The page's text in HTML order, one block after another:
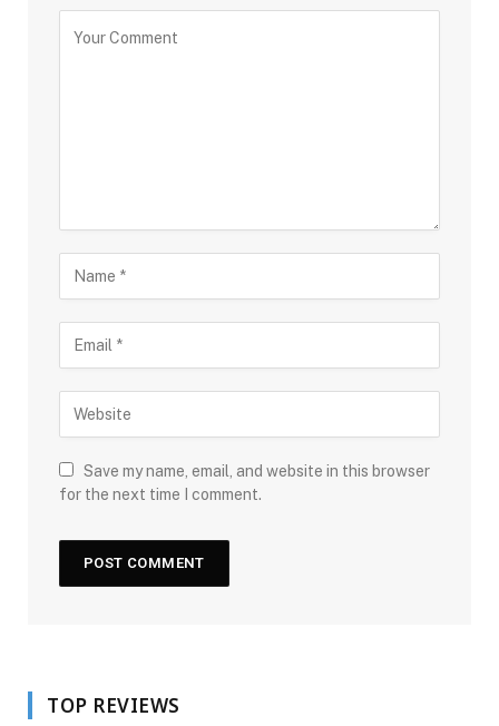
Save my name, email, and website in this browser
for the next time I comment.
TOP REVIEWS